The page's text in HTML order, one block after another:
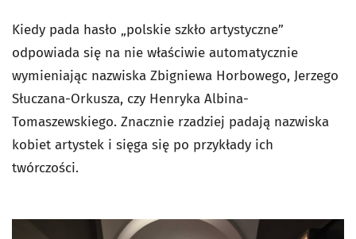
Kiedy pada hasło „polskie szkło artystyczne”
odpowiada się na nie właściwie automatycznie
wymieniając nazwiska Zbigniewa Horbowego, Jerzego
Słuczana-Orkusza, czy Henryka Albina-
Tomaszewskiego. Znacznie rzadziej padają nazwiska
kobiet artystek i sięga się po przykłady ich
twórczości.